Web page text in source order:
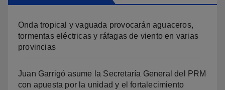
Onda tropical y vaguada provocarán aguaceros,
tormentas eléctricas y ráfagas de viento en varias
provincias
Juan Garrigó asume la Secretaría General del PRM
con apuesta por la unidad y el fortalecimiento